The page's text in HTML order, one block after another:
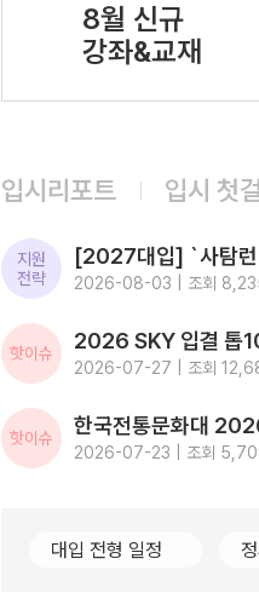
8월 신규
강좌&교재
입시리포트 입시 첫
지원
전략
2026-08-03 | 조회
핫이슈
2026-07-27 | 조회
핫이슈
2026-07-23 | 조회
대입 전형 일정